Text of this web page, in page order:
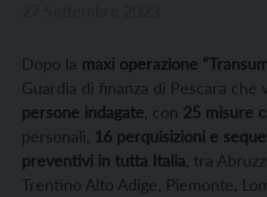
Dopo la maxi operazione
Guardia di finanza di Pescara che
persone indagate , con 25 misure
personali, 16 perquisizioni e
preventivi in tutta Italia , tra
Trentino Alto Adige, Piemonte,